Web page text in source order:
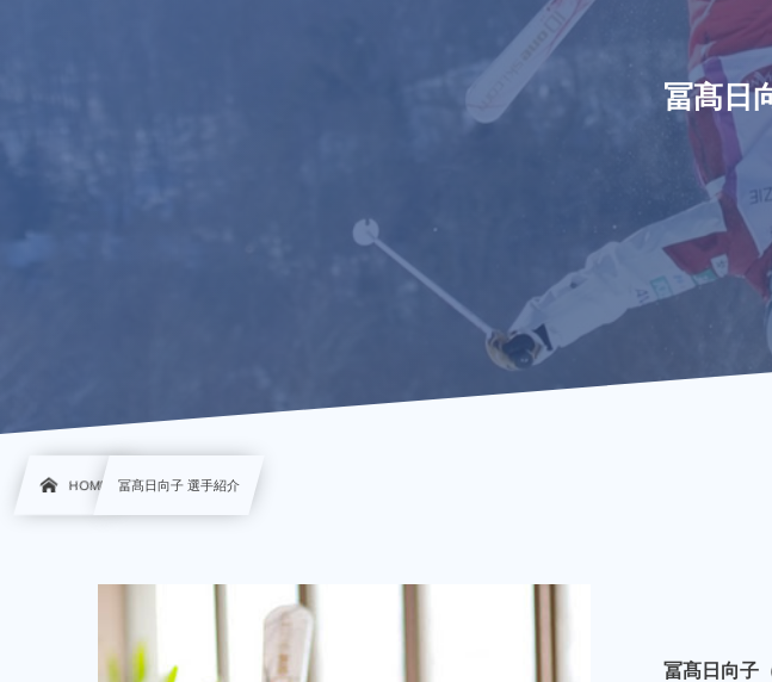
冨髙日
HOME 冨髙日向子 選手紹介
冨髙日向子